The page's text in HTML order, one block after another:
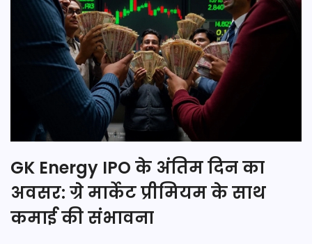
GK Energy IPO के अंतिम दिन का
अवसर: ग्रे मार्केट प्रीमियम के साथ
कमाई की संभावना